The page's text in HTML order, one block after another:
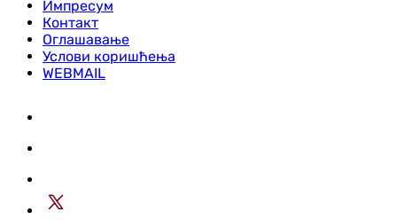
Импресум
Контакт
Оглашавање
Услови коришћења
WEBMAIL